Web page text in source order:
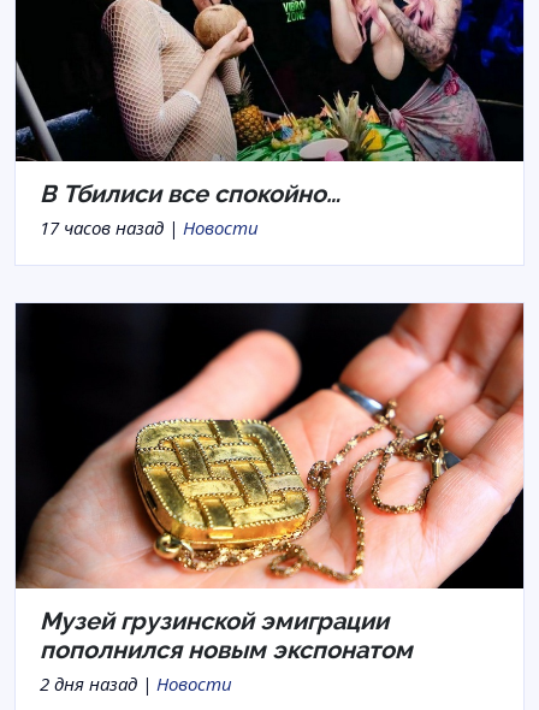
В Тбилиси все спокойно…
17 часов назад | Новости
Музей грузинской эмиграции
пополнился новым экспонатом
2 дня назад | Новости